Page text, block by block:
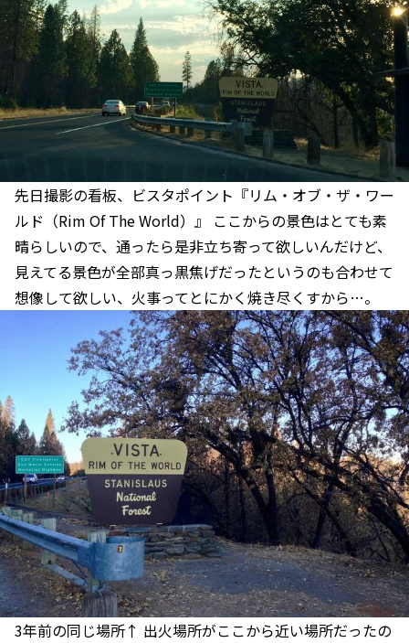
先日撮影の看板、ビスタポイント『リム・オブ・ザ・ワー
ルド（Rim Of The World）』 ここからの景色はとても素
晴らしいので、通ったら是非立ち寄って欲しいんだけど、
見えてる景色が全部真っ黒焦げだったというのも合わせて
想像して欲しい、火事ってとにかく焼き尽くすから…。
3年前の同じ場所↑ 出火場所がここから近い場所だったの